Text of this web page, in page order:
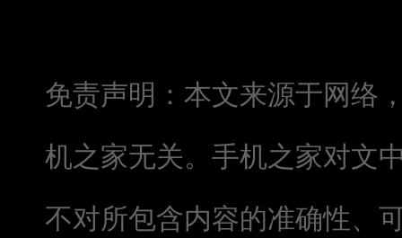
免责声明：本文来源于网络
机之家无关。手机之家对文
不对所包含内容的准确性、